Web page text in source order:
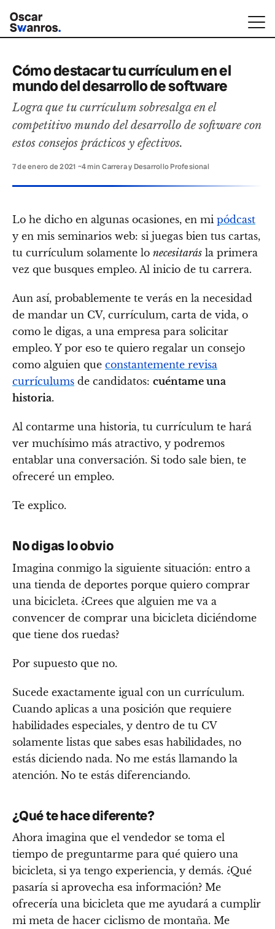
Cómo destacar tu currículum en el
mundo del desarrollo de software
Logra que tu currículum sobresalga en el
competitivo mundo del desarrollo de software con
estos consejos prácticos y efectivos.
7 de enero de 2021 ~4 min·Carrera y Desarrollo Profesional
Lo he dicho en algunas ocasiones, en mi pódcast
y en mis seminarios web: si juegas bien tus cartas,
tu currículum solamente lo necesitarás la primera
vez que busques empleo. Al inicio de tu carrera.
Aun así, probablemente te verás en la necesidad
de mandar un CV, currículum, carta de vida, o
como le digas, a una empresa para solicitar
empleo. Y por eso te quiero regalar un consejo
como alguien que constantemente revisa
currículums de candidatos: cuéntame una
historia.
Al contarme una historia, tu currículum te hará
ver muchísimo más atractivo, y podremos
entablar una conversación. Si todo sale bien, te
ofreceré un empleo.
Te explico.
No digas lo obvio
Imagina conmigo la siguiente situación: entro a
una tienda de deportes porque quiero comprar
una bicicleta. ¿Crees que alguien me va a
convencer de comprar una bicicleta diciéndome
que tiene dos ruedas?
Por supuesto que no.
Sucede exactamente igual con un currículum.
Cuando aplicas a una posición que requiere
habilidades especiales, y dentro de tu CV
solamente listas que sabes esas habilidades, no
estás diciendo nada. No me estás llamando la
atención. No te estás diferenciando.
¿Qué te hace diferente?
Ahora imagina que el vendedor se toma el
tiempo de preguntarme para qué quiero una
bicicleta, si ya tengo experiencia, y demás. ¿Qué
pasaría si aprovecha esa información? Me
ofrecería una bicicleta que me ayudará a cumplir
mi meta de hacer ciclismo de montaña. Me